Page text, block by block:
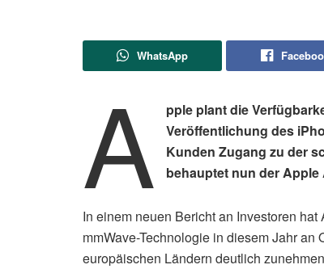
WhatsApp
A
pple plant die
Veröffentlichung des
Kunden Zugang zu der
behauptet nun der
In einem neuen Bericht an Investoren
mmWave-Technologie in diesem Jahr
europäischen Ländern deutlich